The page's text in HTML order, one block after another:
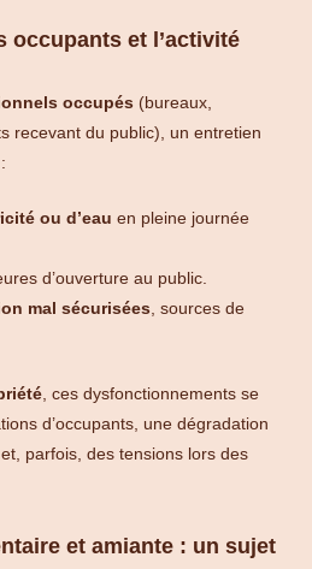
occupants et l’activité
occupés (bureaux,
recevant du public), un entretien
ou d’eau en pleine journée
d’ouverture au public.
mal sécurisées , sources de
, ces dysfonctionnements se
d’occupants, une dégradation
parfois, des tensions lors des
et amiante : un sujet